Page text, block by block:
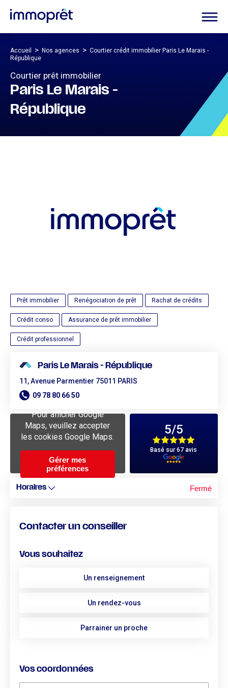
Accueil > Nos agences > Courtier crédit immobilier Paris Le Marais -
République
Courtier prêt immobilier
Paris Le Marais -
République
Prêt immobilier Renégociation de prêt Rachat de crédits
Crédit conso Assurance de prêt immobilier
Crédit professionnel
Paris Le Marais - République
11, Avenue Parmentier 75011 PARIS
09 78 80 66 50
Pour afficher Google
Maps, veuillez accepter
les cookies Google Maps.
Gérer mes
préférences
5/5
Basé sur 67 avis
Horaires Fermé
Contacter un conseiller
Vous souhaitez
Un renseignement
Un rendez-vous
Parrainer un proche
Vos coordonnées